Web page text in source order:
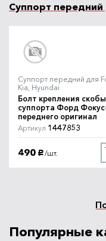
Суппорт передний
Суппорт передний для
Kia, Hyundai
Болт крепления скобы
суппорта Форд
переднего оригинал
Артикул 1447853
490 руб. /шт.
Популярные